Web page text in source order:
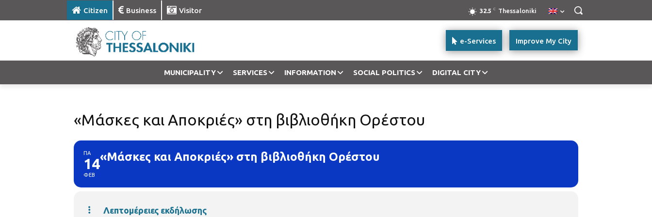
Citizen Business Visitor 32.5 C Thessaloniki
Improve My City
e-Services
MUNICIPALITY SERVICES INFORMATION SOCIAL POLITICS DIGITAL CITY
«Μάσκες και Αποκριές» στη βιβλιοθήκη Ορέστου
ΠΑ
14
ΦΕΒ
«Μάσκες και Αποκριές» στη βιβλιοθήκη Ορέστου
Λεπτομέρειες εκδήλωσης